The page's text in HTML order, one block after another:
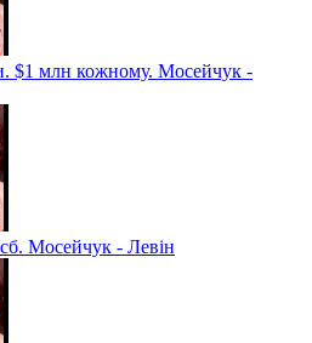
$1 млн кожному. Мосейчук -
Мосейчук - Левін